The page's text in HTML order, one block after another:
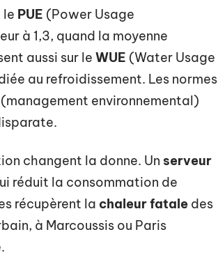
le PUE (Power Usage
à 1,3, quand la moyenne
aussi sur le WUE (Water Usage
au refroidissement. Les normes
(management environnemental)
changent la donne. Un serveur
réduit la consommation de
récupèrent la chaleur fatale des
à Marcoussis ou Paris